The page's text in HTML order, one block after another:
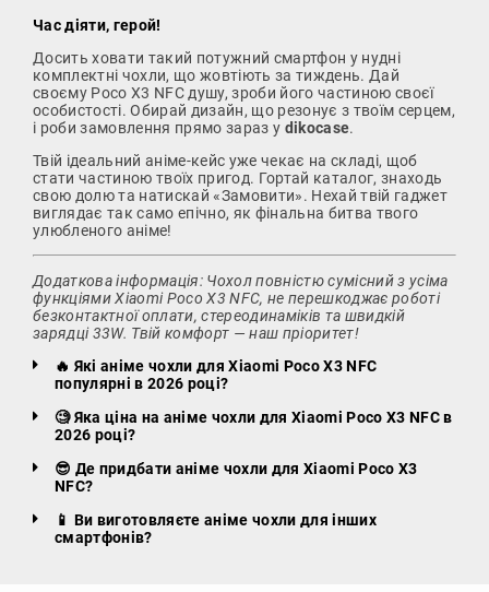
Час діяти, герой!
Досить ховати такий потужний смартфон у нудні
комплектні чохли, що жовтіють за тиждень. Дай
своєму Poco X3 NFC душу, зроби його частиною своєї
особистості. Обирай дизайн, що резонує з твоїм серцем,
і роби замовлення прямо зараз у dikocase.
Твій ідеальний аніме-кейс уже чекає на складі, щоб
стати частиною твоїх пригод. Гортай каталог, знаходь
свою долю та натискай «Замовити». Нехай твій гаджет
виглядає так само епічно, як фінальна битва твого
улюбленого аніме!
Додаткова інформація: Чохол повністю сумісний з усіма
функціями Xiaomi Poco X3 NFC, не перешкоджає роботі
безконтактної оплати, стереодинаміків та швидкій
зарядці 33W. Твій комфорт — наш пріоритет!
🔥 Які аніме чохли для Xiaomi Poco X3 NFC
популярні в 2026 році?
🧐 Яка ціна на аніме чохли для Xiaomi Poco X3 NFC в
2026 році?
😎 Де придбати аніме чохли для Xiaomi Poco X3
NFC?
📱 Ви виготовляєте аніме чохли для інших
смартфонів?